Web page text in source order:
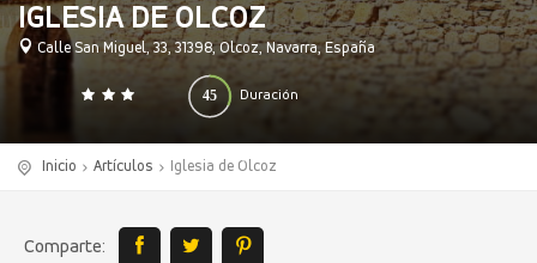
IGLESIA DE OLCOZ
Calle San Miguel, 33, 31398, Olcoz, Navarra, España
Duración
45
0 140
Inicio Artículos Iglesia de Olcoz
Comparte: